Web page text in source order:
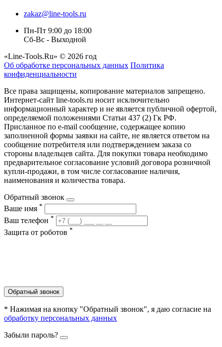
zakaz@line-tools.ru
Пн-Пт 9:00 до 18:00
Сб-Вс - Выходной
«Line-Tools.Ru» © 2026 год
Об обработке персональных данных Политика
конфиденциальности
Все права защищены, копирование материалов запрещено.
Интернет-сайт line-tools.ru носит исключительно
информационный характер и не является публичной офертой,
определяемой положениями Статьи 437 (2) Гк РФ.
Присланное по e-mail сообщение, содержащее копию
заполненной формы заявки на сайте, не является ответом на
сообщение потребителя или подтверждением заказа со
стороны владельцев сайта. Для покупки товара необходимо
предварительное согласование условий договора розничной
купли-продажи, в том числе согласование наличия,
наименования и количества товара.
Обратный звонок
Ваше имя *
Ваш телефон *
Защита от роботов *
Обратный звонок
* Нажимая на кнопку "Обратный звонок", я даю согласие на
обработку персональных данных
Забыли пароль?